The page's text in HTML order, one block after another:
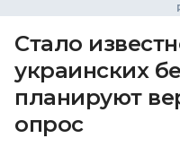
Стало
украинских
планируют
опрос